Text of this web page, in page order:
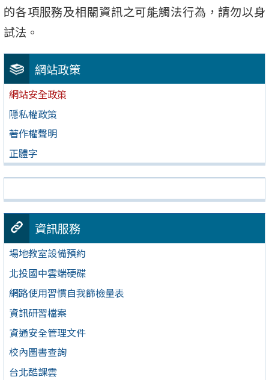
網站政策
網站安全政策
隱私權政策
著作權聲明
正體字
資訊服務
場地教室設備預約
北投國中雲端硬碟
網路使用習慣自我篩檢量表
資訊研習檔案
資通安全管理文件
校內圖書查詢
台北酷課雲
的各項服務及相關資訊之可能觸法行為，請勿以身
試法。